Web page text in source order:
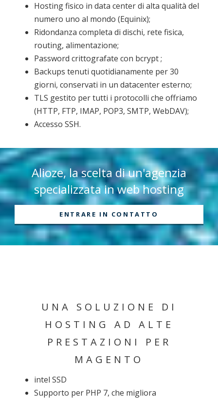
Hosting fisico in data center di alta qualità del
numero uno al mondo (Equinix);
Ridondanza completa di dischi, rete fisica,
routing, alimentazione;
Password crittografate con bcrypt ;
Backups tenuti quotidianamente per 30
giorni, conservati in un datacenter esterno;
TLS gestito per tutti i protocolli che offriamo
(HTTP, FTP, IMAP, POP3, SMTP, WebDAV);
Accesso SSH.
Alioze, la scelta di un'agenzia
specializzata in web hosting
ENTRARE IN CONTATTO
UNA SOLUZIONE DI
HOSTING AD ALTE
PRESTAZIONI PER
MAGENTO
intel SSD
Supporto per PHP 7, che migliora